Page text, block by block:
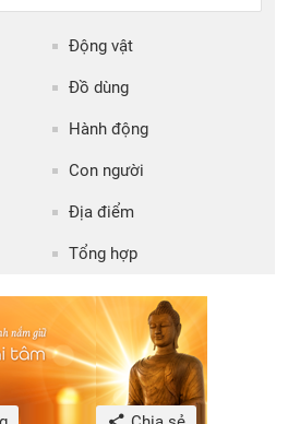
Động vật
Đồ dùng
Hành động
Con người
Địa điểm
Tổng hợp